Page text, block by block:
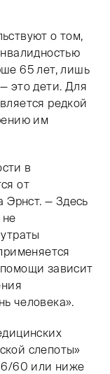
о том,
65 лет, лишь
это дети. Для
редкой
им
в
от
Эрнст. — Здесь
не
зависит
человека».
слепоты»
6/60 или ниже